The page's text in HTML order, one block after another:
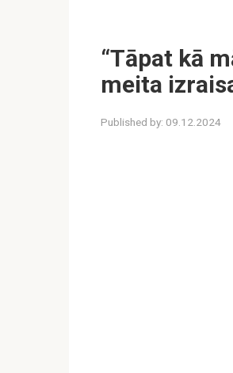
“Tāpat kā
meita
Published by: 09.12.2024